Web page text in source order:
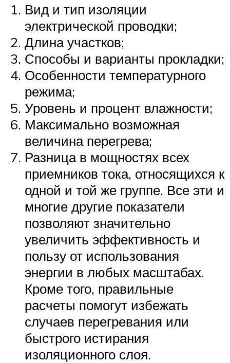
Вид и тип изоляции
электрической проводки;
Длина участков;
Способы и варианты прокладки;
Особенности температурного
режима;
Уровень и процент влажности;
Максимально возможная
величина перегрева;
Разница в мощностях всех
приемников тока, относящихся к
одной и той же группе. Все эти и
многие другие показатели
позволяют значительно
увеличить эффективность и
пользу от использования
энергии в любых масштабах.
Кроме того, правильные
расчеты помогут избежать
случаев перегревания или
быстрого истирания
изоляционного слоя.